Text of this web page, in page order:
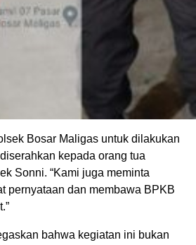
Bosar Maligas untuk dilakukan
kepada orang tua
Sonni. “Kami juga meminta
pernyataan dan membawa BPKB
bahwa kegiatan ini bukan